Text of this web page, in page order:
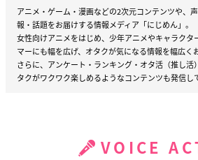
アニメ・ゲーム・漫画などの2次元コンテンツや、
報・話題をお届けする情報メディア「にじめん」。
女性向けアニメをはじめ、少年アニメやキャラクタ
マーにも幅を広げ、オタクが気になる情報を幅広く
さらに、アンケート・ランキング・オタ活（推し活
タクがワクワク楽しめるようなコンテンツも発信し
VOICE